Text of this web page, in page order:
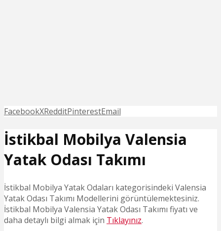
FacebookXRedditPinterestEmail
İstikbal Mobilya Valensia
Yatak Odası Takımı
İstikbal Mobilya Yatak Odaları kategorisindeki Valensia
Yatak Odası Takımı Modellerini görüntülemektesiniz.
İstikbal Mobilya Valensia Yatak Odası Takımı fiyatı ve
daha detaylı bilgi almak için Tıklayınız.